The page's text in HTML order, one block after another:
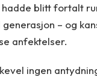
blitt fortalt
– og
anfektelser.
ingen